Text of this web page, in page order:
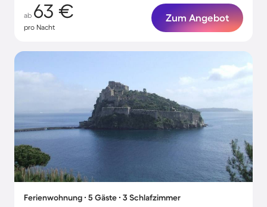
ab 63 €
pro Nacht
Zum Angebot
Ferienwohnung ∙ 5 Gäste ∙ 3 Schlafzimmer